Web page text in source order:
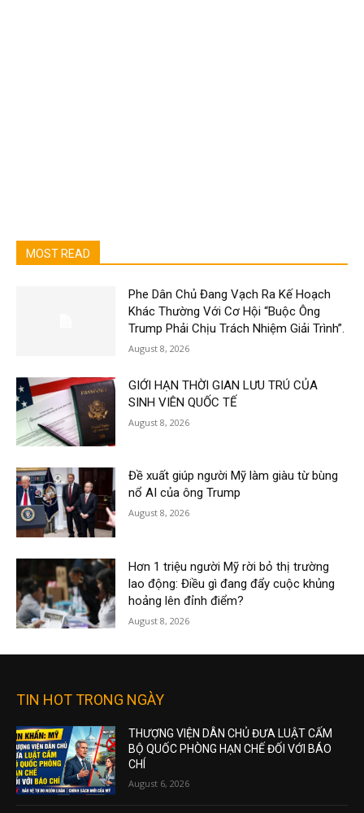
MOST READ
Phe Dân Chủ Đang Vạch Ra Kế Hoạch
Khác Thường Với Cơ Hội “Buộc Ông
Trump Phải Chịu Trách Nhiệm Giải Trình”.
August 8, 2026
GIỚI HẠN THỜI GIAN LƯU TRÚ CỦA
SINH VIÊN QUỐC TẾ
August 8, 2026
Đề xuất giúp người Mỹ làm giàu từ bùng
nổ AI của ông Trump
August 8, 2026
Hơn 1 triệu người Mỹ rời bỏ thị trường
lao động: Điều gì đang đẩy cuộc khủng
hoảng lên đỉnh điểm?
August 8, 2026
TIN HOT TRONG NGÀY
THƯỢNG VIỆN DÂN CHỦ ĐƯA LUẬT CẤM
BỘ QUỐC PHÒNG HẠN CHẾ ĐỐI VỚI BÁO
CHÍ
August 6, 2026